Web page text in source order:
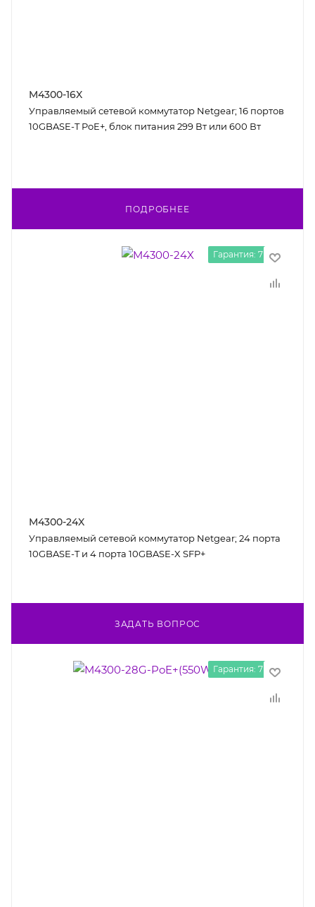
M4300-16X
Управляемый сетевой коммутатор Netgear; 16 портов
10GBASE-T PoE+, блок питания 299 Вт или 600 Вт
ПОДРОБНЕЕ
Гарантия: 7 лет
M4300-24X
Управляемый сетевой коммутатор Netgear; 24 порта
10GBASE-T и 4 порта 10GBASE-X SFP+
ЗАДАТЬ ВОПРОС
Гарантия: 7 лет